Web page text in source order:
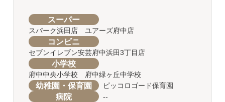
スーパー
スパーク浜田店 ユアーズ府中店
コンビニ
セブンイレブン安芸府中浜田3丁目店
小学校
府中中央小学校 府中緑ヶ丘中学校
幼稚園・保育園 ピッコロゴード保育園
病院 --